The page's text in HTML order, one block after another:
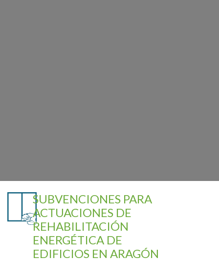
SUBVENCIONES PARA
ACTUACIONES DE
REHABILITACIÓN
ENERGÉTICA DE
EDIFICIOS EN ARAGÓN